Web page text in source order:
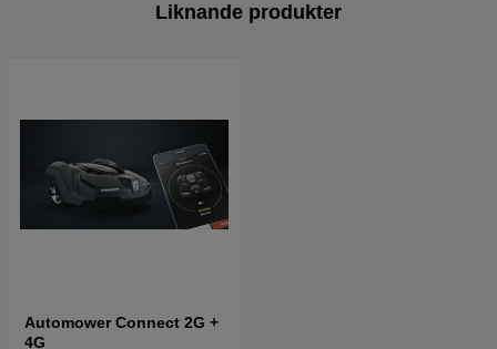
Liknande produkter
Automower Connect 2G +
4G